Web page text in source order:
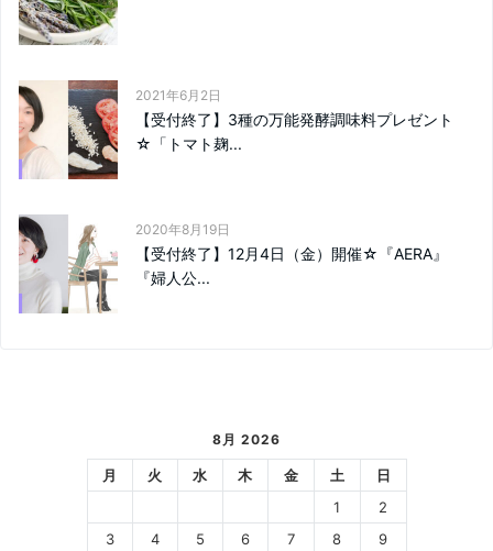
2021年6月2日
【受付終了】3種の万能発酵調味料プレゼント
☆「トマト麹...
2020年8月19日
【受付終了】12月4日（金）開催☆『AERA』
『婦人公...
8月 2026
月 火 水 木 金 土
日
1
2
3
4 5 6 7 8
9